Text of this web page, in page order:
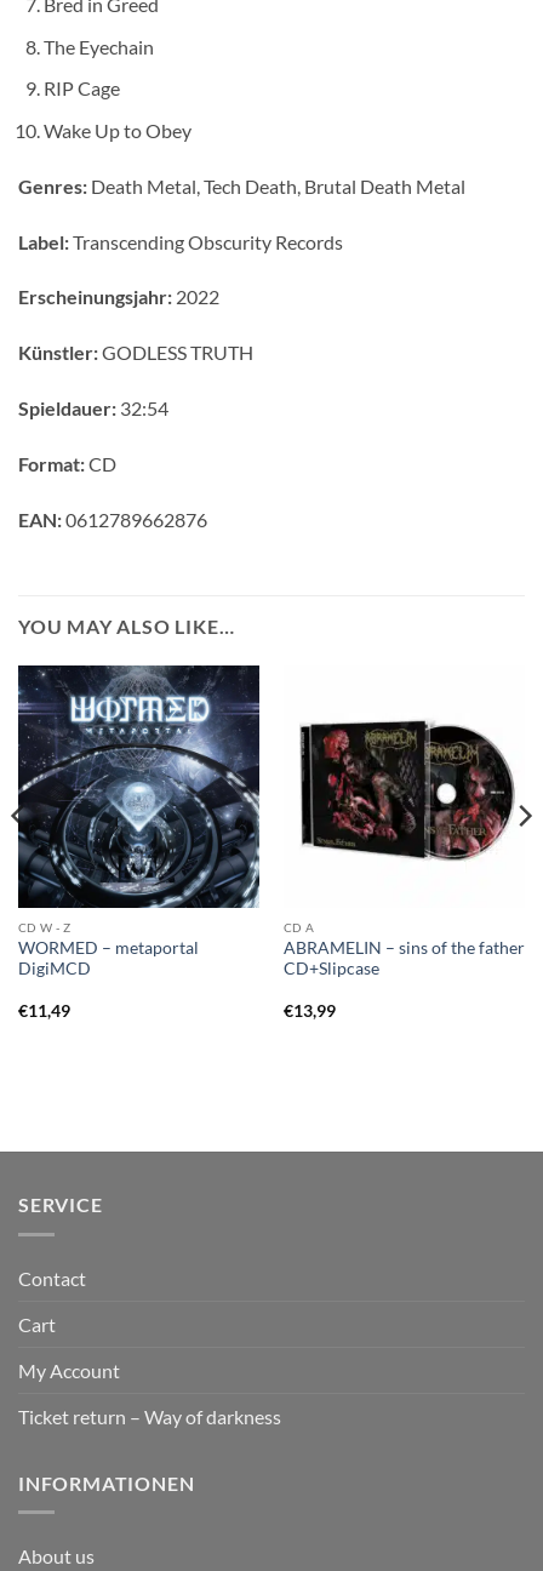
The Eyechain
RIP Cage
Wake Up to Obey
Genres: Death Metal, Tech Death, Brutal Death Metal
Label:Transcending Obscurity Records
Erscheinungsjahr: 2022
Künstler:GODLESS TRUTH
Spieldauer: 32:54
Format:CD
EAN:0612789662876
YOU MAY ALSO LIKE…
CD W - Z
WORMED – metaportal
DigiMCD
€11,49
CD A
ABRAMELIN – sins of the father
CD+Slipcase
€13,99
SERVICE
Contact
Cart
My Account
Ticket return – Way of darkness
INFORMATIONEN
About us